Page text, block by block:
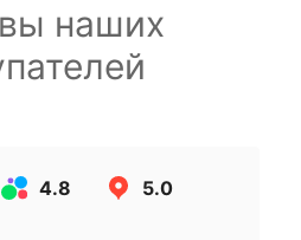
наших
4.8 5.0